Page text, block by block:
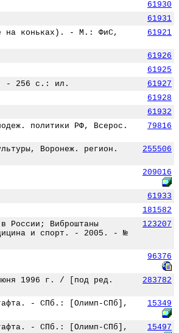
61930
61931
на коньках). - М.: ФиС,
61921
61926
61925
- 256 с.: ил.
61927
61928
61932
политики РФ, Всерос.
79816
Воронеж. регион.
255506
209016
61933
181582
России; Виброштаны
и спорт. - 2005. - №
123207
96376
1996 г. / [под ред.
283782
- СПб.: [Олимп-СПб],
15349
- СПб.: [Олимп-СПб],
15497